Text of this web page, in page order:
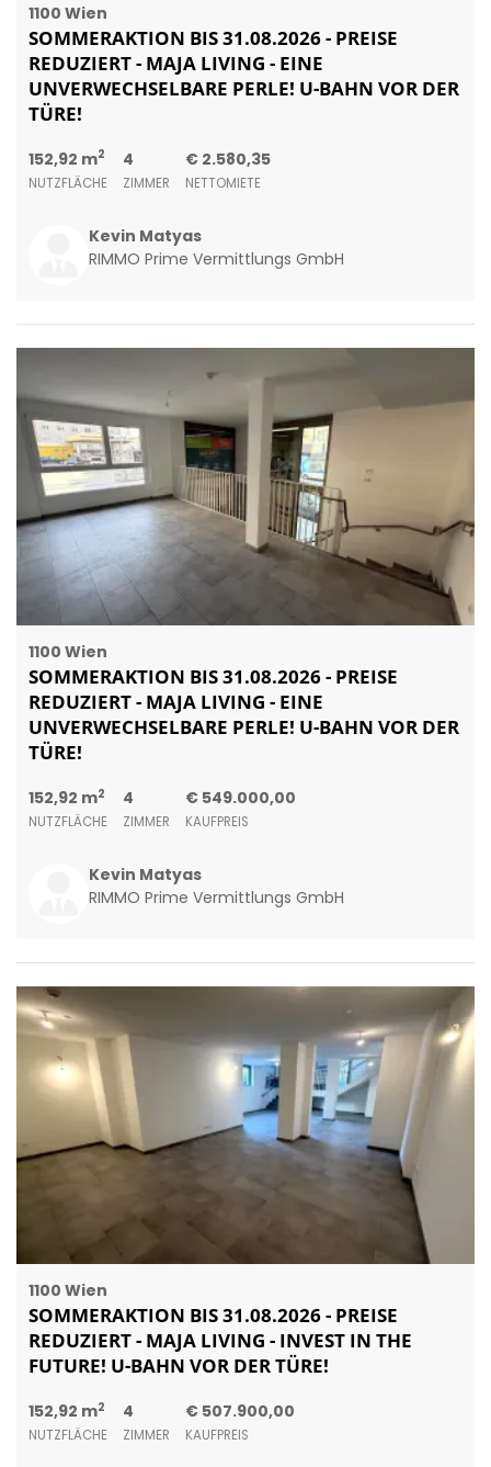
1100 Wien
SOMMERAKTION BIS 31.08.2026 - PREISE
REDUZIERT - MAJA LIVING - EINE
UNVERWECHSELBARE PERLE! U-BAHN VOR DER
TÜRE!
152,92 m2
NUTZFLÄCHE
4
ZIMMER
€ 2.580,35
NETTOMIETE
Kevin Matyas
RIMMO Prime Vermittlungs GmbH
1100 Wien
SOMMERAKTION BIS 31.08.2026 - PREISE
REDUZIERT - MAJA LIVING - EINE
UNVERWECHSELBARE PERLE! U-BAHN VOR DER
TÜRE!
152,92 m2
NUTZFLÄCHE
4
ZIMMER
€ 549.000,00
KAUFPREIS
Kevin Matyas
RIMMO Prime Vermittlungs GmbH
1100 Wien
SOMMERAKTION BIS 31.08.2026 - PREISE
REDUZIERT - MAJA LIVING - INVEST IN THE
FUTURE! U-BAHN VOR DER TÜRE!
152,92 m2
NUTZFLÄCHE
4
ZIMMER
€ 507.900,00
KAUFPREIS